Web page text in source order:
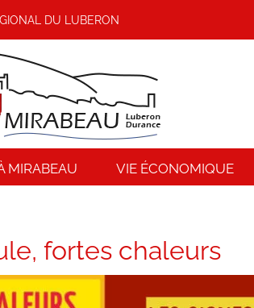
DU LUBERON
MIRABEAU VIE ÉCONOMIQUE
fortes chaleurs